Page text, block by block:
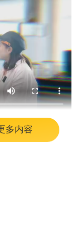
剑
根领克成都工
生产线与模具
，负责两条生
工作时长11小
秒停机超时就
多内容